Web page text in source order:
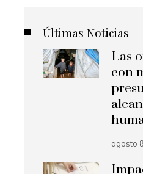
Últimas Noticias
Las
con
agosto